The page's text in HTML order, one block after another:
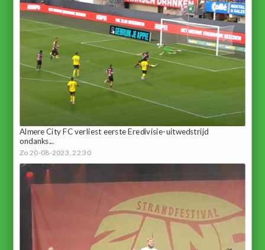
Almere City FC verliest eerste Eredivisie-uitwedstrijd
ondanks...
Zo 20-08-2023, 22:30